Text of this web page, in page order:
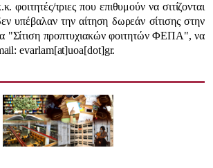
φοιτητές/τριες που επιθυμούν να σιτίζονται
υπέβαλαν την αίτηση δωρεάν σίτισης στην
"Σίτιση προπτυχιακών φοιτητών ΦΕΠΑ", να
evarlam[at]uoa[dot]gr.